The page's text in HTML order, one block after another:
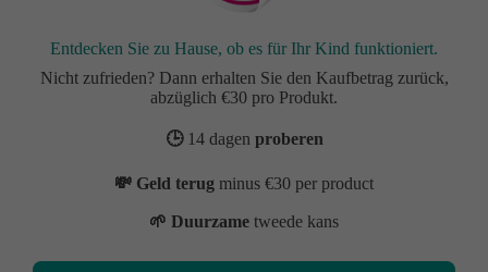
Entdecken Sie zu Hause, ob es für Ihr Kind funktioniert.
Nicht zufrieden? Dann erhalten Sie den Kaufbetrag zurück,
abzüglich €30 pro Produkt.
🕒14 dagen proberen
💸 Geld terug minus €30 per product
🌱 Duurzame tweede kans